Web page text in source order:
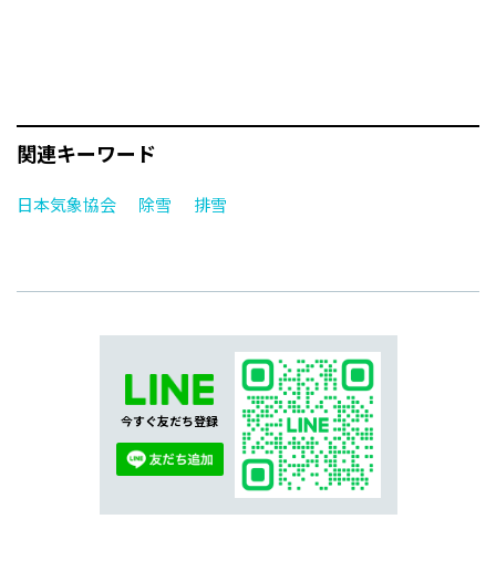
関連キーワード
日本気象協会 除雪 排雪
今すぐ友だち登録